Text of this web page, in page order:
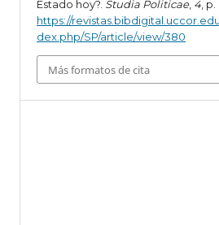
Estado hoy?. Studia Politicae, 4, p.
https://
dex.php/SP/article/view/380
Más formatos de cita